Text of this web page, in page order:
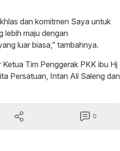
dan komitmen Saya untuk
lebih maju dengan
luar biasa,” tambahnya.
Tim Penggerak PKK ibu Hj
Persatuan, Intan Ali Saleng dan
0